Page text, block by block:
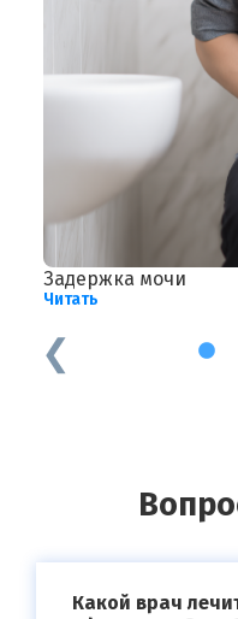
Задержка мочи
Читать
1
Какой врач